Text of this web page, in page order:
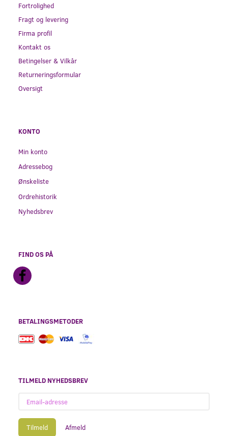
Fortrolighed
Fragt og levering
Firma profil
Kontakt os
Betingelser & Vilkår
Returneringsformular
Oversigt
KONTO
Min konto
Adressebog
Ønskeliste
Ordrehistorik
Nyhedsbrev
FIND OS PÅ
BETALINGSMETODER
TILMELD NYHEDSBREV
adresse
Tilmeld Afmeld